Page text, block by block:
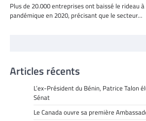
Plus de 20.000 entreprises ont baissé le rideau
pandémique en 2020, précisant que le secteur…
Articles récents
L’ex-Président du Bénin, Patrice Talon
Sénat
Le Canada ouvre sa première